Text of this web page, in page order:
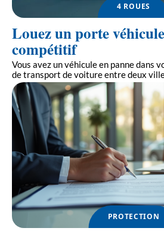
4 ROUES
Louez un porte
compétitif
Vous avez un véhicule en panne dans
de transport de voiture entre deux
PROTECTION